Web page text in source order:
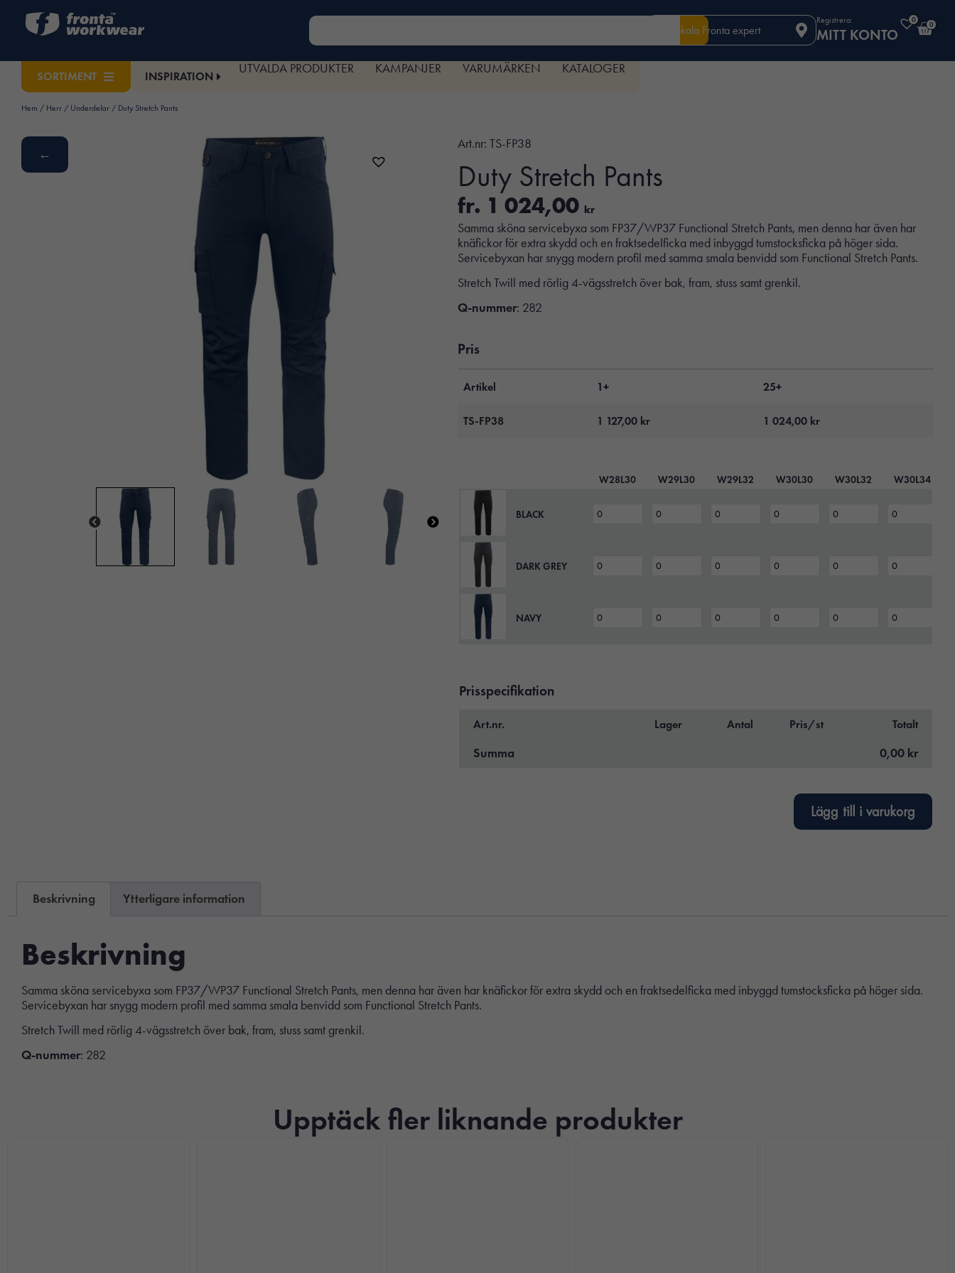
Din lokala Fronta expert
Registrera:
MITT KONTO
0
0
SORTIMENT INSPIRATION
UTVALDA PRODUKTER KAMPANJER VARUMÄRKEN KATALOGER
Hem / Herr / Underdelar / Duty Stretch Pants
←
Art.nr: TS-FP38
Duty Stretch Pants
fr. 1 024,00 kr
Samma sköna servicebyxa som FP37/WP37 Functional Stretch Pants, men denna har även har
knäfickor för extra skydd och en fraktsedelficka med inbyggd tumstocksficka på höger sida.
Servicebyxan har snygg modern profil med samma smala benvidd som Functional Stretch Pants.
Stretch Twill med rörlig 4-vägsstretch över bak, fram, stuss samt grenkil.
Q-nummer: 282
Pris
Artikel 1+ 25+
TS-FP38 1 127,00 kr 1 024,00 kr
W28L30 W29L30 W29L32 W30L30 W30L32 W30L34
BLACK
DARK GREY
NAVY
Prisspecifikation
Art.nr. Lager Antal Pris/st Totalt
Summa 0,00 kr
Lägg till i varukorg
Beskrivning Ytterligare information
Beskrivning
Samma sköna servicebyxa som FP37/WP37 Functional Stretch Pants, men denna har även har knäfickor för extra skydd och en fraktsedelficka med inbyggd tumstocksficka på höger sida.
Servicebyxan har snygg modern profil med samma smala benvidd som Functional Stretch Pants.
Stretch Twill med rörlig 4-vägsstretch över bak, fram, stuss samt grenkil.
Q-nummer: 282
Upptäck fler liknande produkter